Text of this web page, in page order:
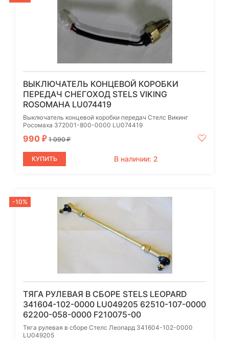
ВЫКЛЮЧАТЕЛЬ КОНЦЕВОЙ КОРОБКИ
ПЕРЕДАЧ СНЕГОХОД STELS VIKING
ROSOMAHA LU074419
Выключатель концевой коробки передач Стелс Викинг
Росомаха 372001-800-0000 LU074419
990 ₽ 1 090₽
КУПИТЬ В наличии: 2
-10%
ТЯГА РУЛЕВАЯ В СБОРЕ STELS LEOPARD
341604-102-0000 LU049205 62510-107-0000
62200-058-0000 F210075-00
Тяга рулевая в сборе Стелс Леопард 341604-102-0000
LU049205